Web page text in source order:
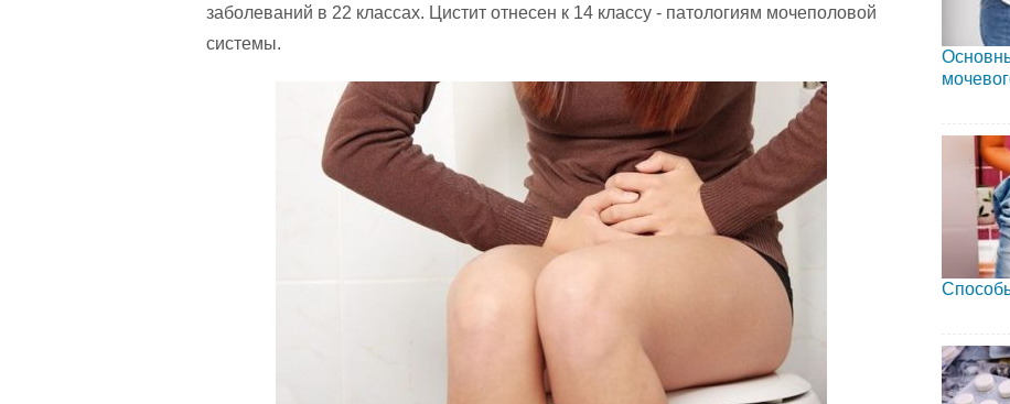
заболеваний в 22 классах. Цистит отнесен к 14 классу - патологиям мочеполовой
системы.